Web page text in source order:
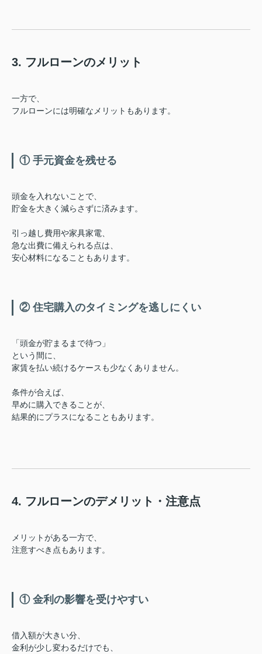
3. フルローンのメリット
一方で、
フルローンには明確なメリットもあります。
① 手元資金を残せる
頭金を入れないことで、
貯金を大きく減らさずに済みます。
引っ越し費用や家具家電、
急な出費に備えられる点は、
安心材料になることもあります。
② 住宅購入のタイミングを逃しにくい
「頭金が貯まるまで待つ」
という間に、
家賃を払い続けるケースも少なくありません。
条件が合えば、
早めに購入できることが、
結果的にプラスになることもあります。
4. フルローンのデメリット・注意点
メリットがある一方で、
注意すべき点もあります。
① 金利の影響を受けやすい
借入額が大きい分、
金利が少し変わるだけでも、